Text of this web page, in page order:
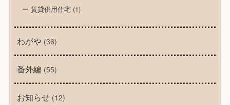
賃貸併用住宅(1)
わがや(36)
番外編 (55)
お知らせ(12)